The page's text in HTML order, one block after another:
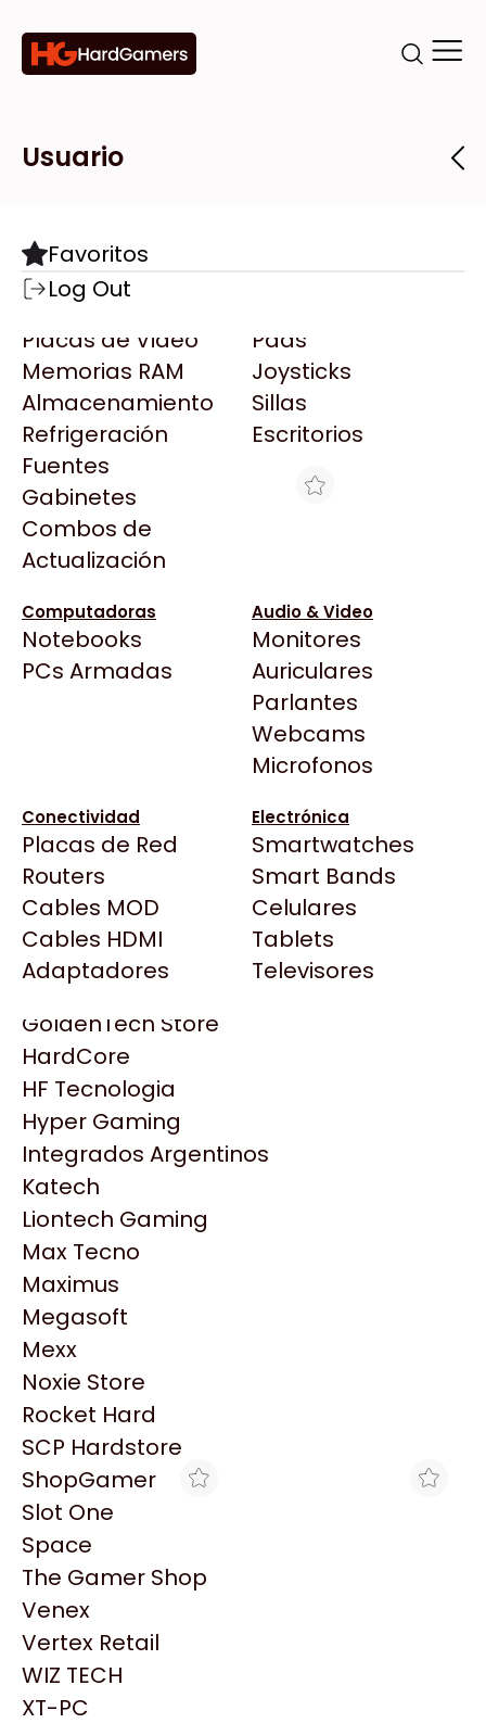
Categorías
Componentes
Motherboards
Microprocesadores
Placas de Video
Memorias RAM
Almacenamiento
Refrigeración
Fuentes
Gabinetes
Combos de
Actualización
Pads
Joysticks
Sillas
Escritorios
Computadoras
Notebooks
PCs Armadas
Audio & Video
Monitores
Auriculares
Parlantes
Webcams
Microfonos
Conectividad
Placas de Red
Routers
Cables MOD
Cables HDMI
Adaptadores
Electrónica
Smartwatches
Smart Bands
Celulares
Tablets
Televisores
Marcas
Todas las Marcas
AMD
AULA
Acer
Adata
AeroCool
Antec
Arkham
Asrock
BenQ
CX
Cooler Master
Deepcool
Dell
EVGA
Gamemax
Genesis
Genius
HP
HyperX
INNO3D
Intel
Kingston
Lenovo
Logitech
MSI
NVIDIA GeForce
NZXT
PNY
Palit
Philips
PowerColor
Razer
Redragon
Samsung
Sandisk
Sapphire
Seagate
Sentey
Solarmax
Tiendas
Destacadas
Todas las Tiendas
Click Gaming
Compufan Store
Dinobyte
Full H4rd
Gaming City
Gezatek
GoldenTech Store
HardCore
HF Tecnologia
Hyper Gaming
Integrados Argentinos
Katech
Liontech Gaming
Max Tecno
Maximus
Megasoft
Mexx
Noxie Store
Rocket Hard
SCP Hardstore
ShopGamer
Slot One
Space
The Gamer Shop
Venex
Vertex Retail
WIZ TECH
XT-PC
Usuario
Favoritos
Log Out
HT FACE PLATE SICA MARFIL
Ver producto en la página de Max Tecno
Productos
Similares
Explorá más productos similares
HT FACE PLATE SICA
MARFIL
$296